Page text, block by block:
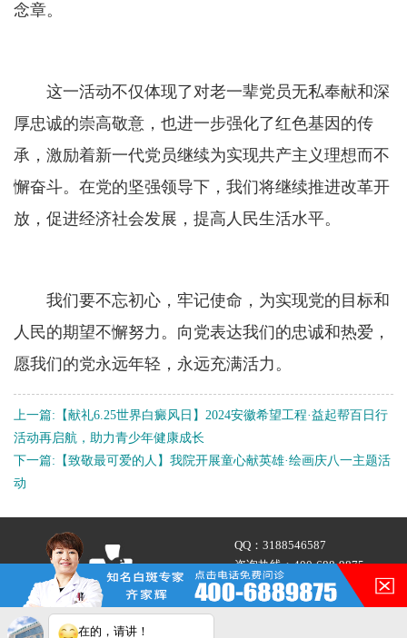
念章。
这一活动不仅体现了对老一辈党员无私奉献和深
厚忠诚的崇高敬意，也进一步强化了红色基因的传
承，激励着新一代党员继续为实现共产主义理想而不
懈奋斗。在党的坚强领导下，我们将继续推进改革开
放，促进经济社会发展，提高人民生活水平。
我们要不忘初心，牢记使命，为实现党的目标和
人民的期望不懈努力。向党表达我们的忠诚和热爱，
愿我们的党永远年轻，永远充满活力。
上一篇: 【献礼6.25世界白癜风日】2024安徽希望工程·益起帮百日行
活动再启航，助力青少年健康成长
下一篇: 【致敬最可爱的人】我院开展童心献英雄·绘画庆八一主题活
动
QQ：3188546587
咨询热线：400-688-9875
地址：合肥市铜陵路与合裕路
交叉口东北角（天成大厦旁）
在的，请讲！
您的白斑在什么部位？